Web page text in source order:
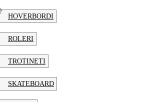
HOVERBORDI
ROLERI
TROTINETI
SKATEBOARD